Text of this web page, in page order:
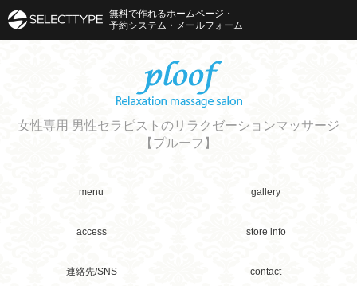
女性専用 男性セラピストのリラクゼーションマッサージ
【プルーフ】
menu gallery
access store info
連絡先/SNS contact
無料で作れるホームページ・
予約システム・メールフォーム